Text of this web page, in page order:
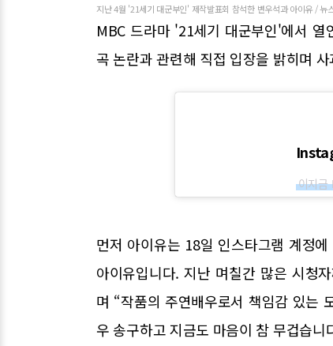
지난 4월 '21세기 대군부인' 제작발표회 참석한 변우석과 아이유 / 뉴
MBC 드라마 '21세기 대군부인'에서
곡 논란과 관련해 직접 입장을 밝히며
먼저 아이유는 18일 인스타그램 계정
아이유입니다. 지난 며칠간 많은 시청
며 “작품의 주연배우로서 책임감 있는
우 송구하고 지금도 마음이 참 무겁습니